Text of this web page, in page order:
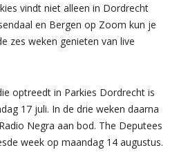
vindt niet alleen in Dordrecht
en Bergen op Zoom kun je
zes weken genieten van live
optreedt in Parkies Dordrecht is
17 juli. In de drie weken daarna
Negra aan bod. The Deputees
week op maandag 14 augustus.